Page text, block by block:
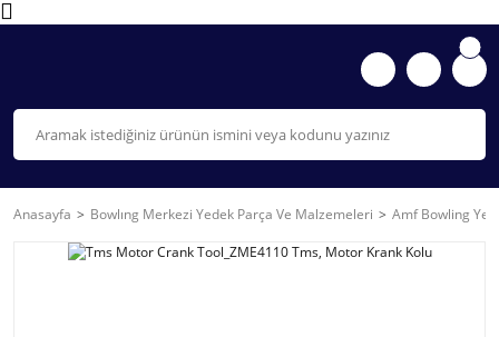
Anasayfa Bowlıng Merkezi Yedek Parça Ve Malzemeleri Amf Bowling